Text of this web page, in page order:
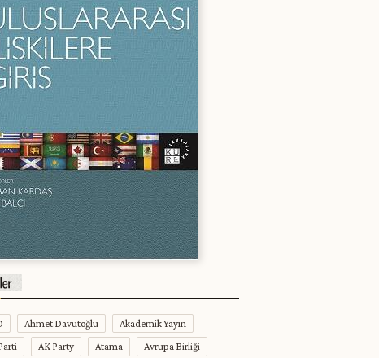
Ahmet Davutoğlu
Akademik Yayın
AK Party Atama Avrupa Birliği